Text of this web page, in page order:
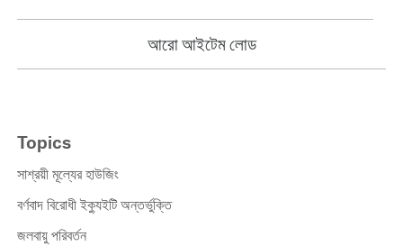
আরো আইটেম লোড
Topics
সাশ্রয়ী মূল্যের হাউজিং
বর্ণবাদ বিরোধী ইক্যুইটি অন্তর্ভুক্তি
জলবায়ু পরিবর্তন